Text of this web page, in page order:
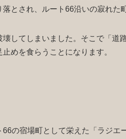
とされ、ルート66沿いの寂れた
してしまいました。そこで「道
めを食らうことになります。
の宿場町として栄えた「ラジエ